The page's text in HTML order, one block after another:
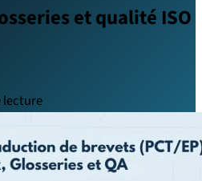
et qualité ISO
lecture